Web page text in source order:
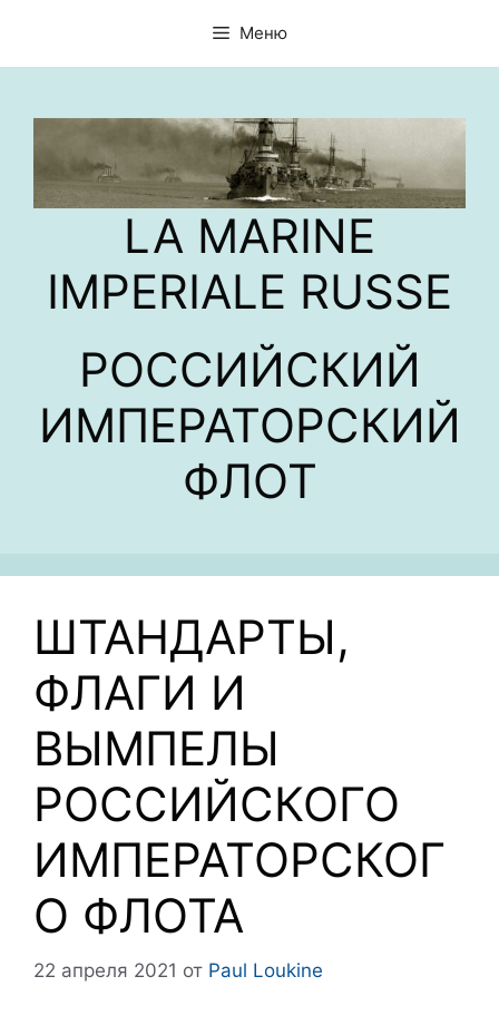
содержимому
Меню
LA MARINE
IMPERIALE RUSSE
РОССИЙСКИЙ
ИМПЕРАТОРСКИЙ
ФЛОТ
ШТАНДАРТЫ,
ФЛАГИ И
ВЫМПЕЛЫ
РОССИЙСКОГО
ИМПЕРАТОРСКОГ
О ФЛОТА
22 апреля 2021 от Paul Loukine